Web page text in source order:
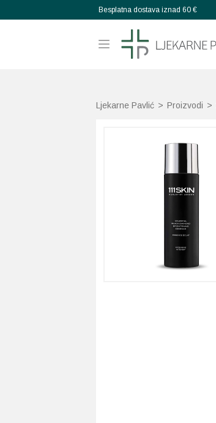
Besplatna dostava iznad 60 €
Ljekarne Pavlić > Proizvodi >